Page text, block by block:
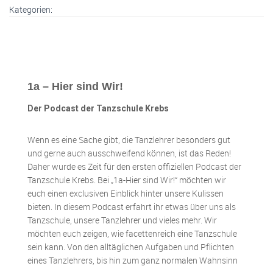
Kategorien:
1a – Hier sind Wir!
Der Podcast der Tanzschule Krebs
Wenn es eine Sache gibt, die Tanzlehrer besonders gut
und gerne auch ausschweifend können, ist das Reden!
Daher wurde es Zeit für den ersten offiziellen Podcast der
Tanzschule Krebs. Bei „1a-Hier sind Wir!“ möchten wir
euch einen exclusiven Einblick hinter unsere Kulissen
bieten. In diesem Podcast erfahrt ihr etwas über uns als
Tanzschule, unsere Tanzlehrer und vieles mehr. Wir
möchten euch zeigen, wie facettenreich eine Tanzschule
sein kann. Von den alltäglichen Aufgaben und Pflichten
eines Tanzlehrers, bis hin zum ganz normalen Wahnsinn